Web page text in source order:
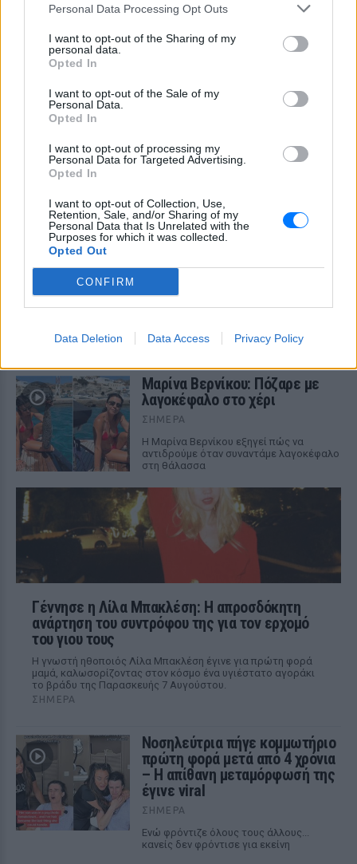
Personal Data Processing Opt Outs
I want to opt-out of the Sharing of my
personal data.
Opted In
I want to opt-out of the Sale of my
Personal Data.
Opted In
I want to opt-out of processing my
Personal Data for Targeted Advertising.
Opted In
I want to opt-out of Collection, Use,
Retention, Sale, and/or Sharing of my
Personal Data that Is Unrelated with the
Purposes for which it was collected.
Opted Out
CONFIRM
Data Deletion Data Access Privacy Policy
ΣΤΗΝ ΙΔΙΑ ΚΑΤΗΓΟΡΙΑ
Ο Μπρούκλιν Μπέκαμ έβρασε
τρολάρισμα online
καταλληλότητα του νερού, με σχόλια
όπως «τα πόδια του δεν ήταν μέσα σε
22 χρόνια από τον θάνατο του
Δημήτρη Παπαμιχαήλ: Η
ανάρτηση της Φίνος Φιλμ για
του ελληνικού σινεμά»
Τον θυμόμαστε ως σπουδαίο ηθοποιό και
Αλίκη, αναπόσπαστο κομμάτι της
μεγάλης οικογένειας της Φίνος Φιλμ,
Μαρίνα Βερνίκου: Πόζαρε με
λαγοκέφαλο στο χέρι
ΣΉΜΕΡΑ
Η Μαρίνα Βερνίκου εξηγεί πώς να
αντιδρούμε όταν συναντάμε λαγοκέφαλο
στη θάλασσα
Γέννησε η Λίλα Μπακλέση: Η απροσδόκητη
ανάρτηση του συντρόφου της για τον ερχομό
του γιου τους
Η γνωστή ηθοποιός Λίλα Μπακλέση έγινε για πρώτη φορά
μαμά, καλωσορίζοντας στον κόσμο ένα υγιέστατο αγοράκι
το βράδυ της Παρασκευής 7 Αυγούστου.
ΣΉΜΕΡΑ
Νοσηλεύτρια πήγε κομμωτήριο
πρώτη φορά μετά από 4 χρόνια
– Η απίθανη μεταμόρφωσή της
έγινε viral
ΣΉΜΕΡΑ
Ενώ φρόντιζε όλους τους άλλους...
κανείς δεν φρόντισε για εκείνη